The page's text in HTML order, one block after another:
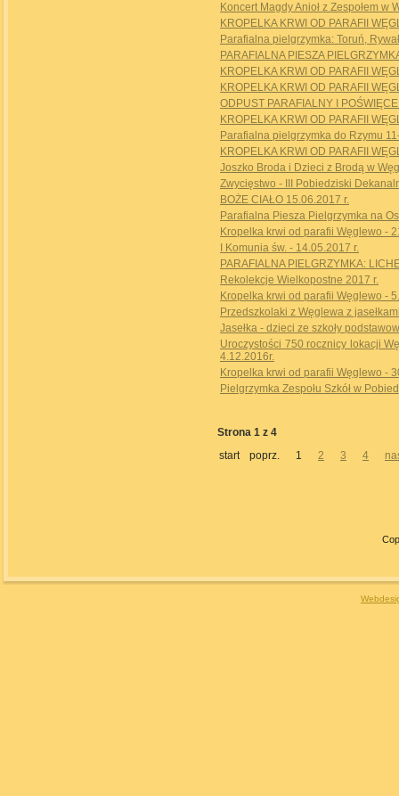
Koncert Magdy Anioł z Zespołem w
KROPELKA KRWI OD PARAFII
Parafialna pielgrzymka: Toruń,
PARAFIALNA PIESZA
KROPELKA KRWI OD PARAFII
KROPELKA KRWI OD PARAFII
ODPUST PARAFIALNY I
KROPELKA KRWI OD PARAFII
Parafialna pielgrzymka do Rzymu
KROPELKA KRWI OD PARAFII
Joszko Broda i Dzieci z Brodą w
Zwycięstwo - III Pobiedziski
BOŻE CIAŁO 15.06.2017 r.
Parafialna Piesza Pielgrzymka na
Kropelka krwi od parafii Węglewo -
I Komunia św. - 14.05.2017 r.
PARAFIALNA PIELGRZYMKA:
Rekolekcje Wielkopostne 2017 r.
Kropelka krwi od parafii Węglewo -
Przedszkolaki z Węglewa z
Jasełka - dzieci ze szkoły
Uroczystości 750 rocznicy lokacji
4.12.2016r.
Kropelka krwi od parafii Węglewo -
Pielgrzymka Zespołu Szkół w
Strona 1 z 4
start
poprz. 1 2 3 4